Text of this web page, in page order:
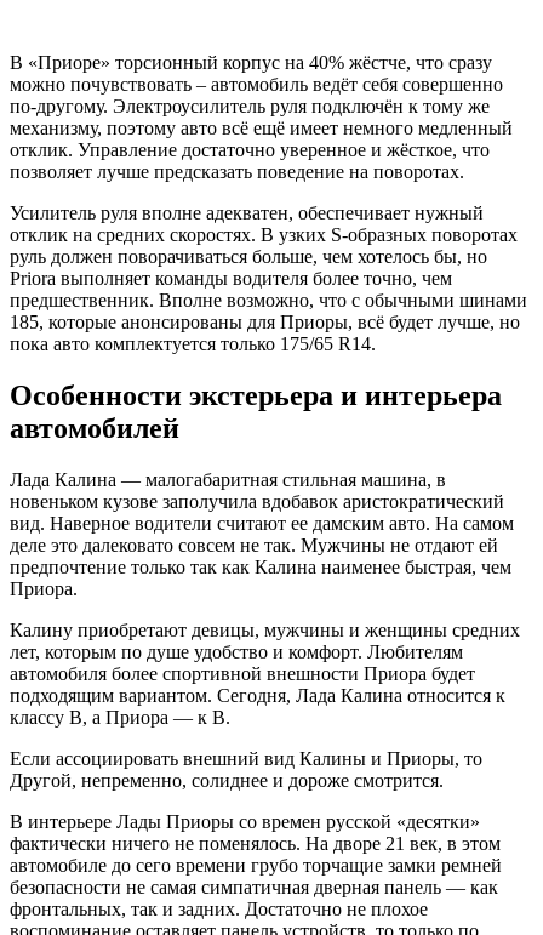
В «Приоре» торсионный корпус на 40% жёстче, что сразу
можно почувствовать – автомобиль ведёт себя совершенно
по-другому. Электроусилитель руля подключён к тому же
механизму, поэтому авто всё ещё имеет немного медленный
отклик. Управление достаточно уверенное и жёсткое, что
позволяет лучше предсказать поведение на поворотах.
Усилитель руля вполне адекватен, обеспечивает нужный
отклик на средних скоростях. В узких S-образных поворотах
руль должен поворачиваться больше, чем хотелось бы, но
Priora выполняет команды водителя более точно, чем
предшественник. Вполне возможно, что с обычными шинами
185, которые анонсированы для Приоры, всё будет лучше, но
пока авто комплектуется только 175/65 R14.
Особенности экстерьера и интерьера
автомобилей
Лада Калина — малогабаритная стильная машина, в
новеньком кузове заполучила вдобавок аристократический
вид. Наверное водители считают ее дамским авто. На самом
деле это далековато совсем не так. Мужчины не отдают ей
предпочтение только так как Калина наименее быстрая, чем
Приора.
Калину приобретают девицы, мужчины и женщины средних
лет, которым по душе удобство и комфорт. Любителям
автомобиля более спортивной внешности Приора будет
подходящим вариантом. Сегодня, Лада Калина относится к
классу B, а Приора — к В.
Если ассоциировать внешний вид Калины и Приоры, то
Другой, непременно, солиднее и дороже смотрится.
В интерьере Лады Приоры со времен русской «десятки»
фактически ничего не поменялось. На дворе 21 век, в этом
автомобиле до сего времени грубо торчащие замки ремней
безопасности не самая симпатичная дверная панель — как
фронтальных, так и задних. Достаточно не плохое
воспоминание оставляет панель устройств, то только по